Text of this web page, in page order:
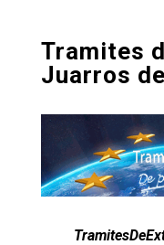
Tramites
Juarros